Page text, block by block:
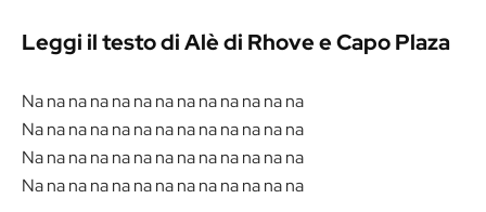
Leggi il testo di Alè di Rhove e Capo Plaza
Na na na na na na na na na na na na na
Na na na na na na na na na na na na na
Na na na na na na na na na na na na na
Na na na na na na na na na na na na na